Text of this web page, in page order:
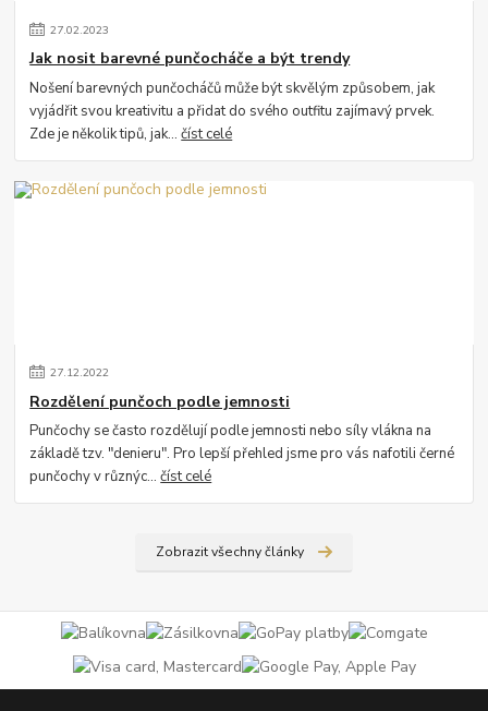
27.02.2023
Jak nosit barevné punčocháče a být trendy
Nošení barevných punčocháčů může být skvělým způsobem, jak
vyjádřit svou kreativitu a přidat do svého outfitu zajímavý prvek.
Zde je několik tipů, jak...číst celé
27.12.2022
Rozdělení punčoch podle jemnosti
Punčochy se často rozdělují podle jemnosti nebo síly vlákna na
základě tzv. "denieru". Pro lepší přehled jsme pro vás nafotili černé
punčochy v různýc...číst celé
Zobrazit všechny články